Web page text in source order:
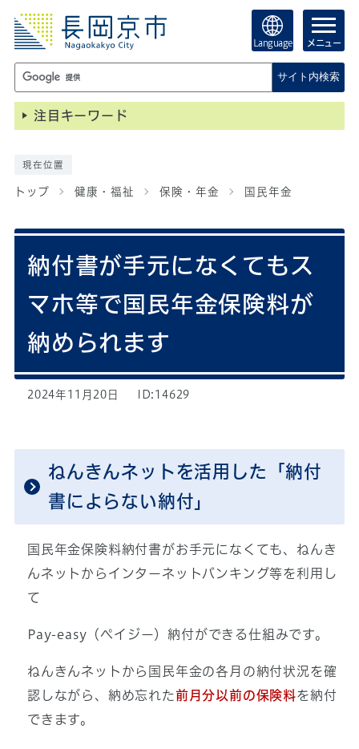
Language メニュー
サイト内検索
注目キーワード
現在位置
トップ 健康・福祉 保険・年金 国民年金
納付書が手元になくてもス
マホ等で国民年金保険料が
納められます
2024年11月20日 ID:14629
ねんきんネットを活用した「納付
書によらない納付」
国民年金保険料納付書がお手元になくても、ねんき
んネットからインターネットバンキング等を利用し
て
Pay-easy（ペイジー）納付ができる仕組みです。
ねんきんネットから国民年金の各月の納付状況を確
認しながら、納め忘れた前月分以前の保険料を納付
できます。